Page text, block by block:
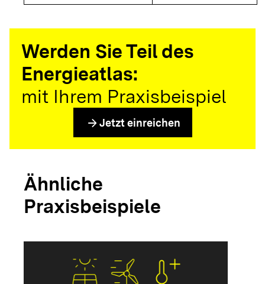
Werden Sie Teil des
Energieatlas:
mit Ihrem Praxisbeispiel
arrow_forward Jetzt einreichen
Ähnliche
Praxisbeispiele